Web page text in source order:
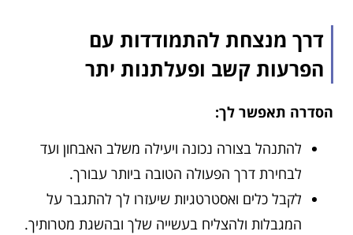
דרך מנצחת להתמודדות עם
הפרעות קשב ופעלתנות יתר
הסדרה תאפשר לך:
להתנהל בצורה נכונה ויעילה משלב האבחון ועד
לבחירת דרך הפעולה הטובה ביותר עבורך.
לקבל כלים ואסטרטגיות שיעזרו לך להתגבר על
המגבלות ולהצליח בעשייה שלך ובהשגת מטרותיך.